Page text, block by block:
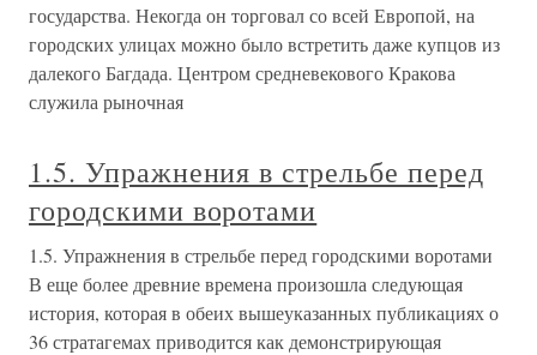
государства. Некогда он торговал со всей Европой, на
городских улицах можно было встретить даже купцов из
далекого Багдада. Центром средневекового Кракова
служила рыночная
1.5. Упражнения в стрельбе перед
городскими воротами
1.5. Упражнения в стрельбе перед городскими воротами
В еще более древние времена произошла следующая
история, которая в обеих вышеуказанных публикациях о
36 стратагемах приводится как демонстрирующая